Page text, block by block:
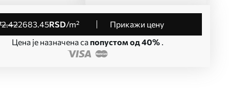
.422683.45RSD/m²
Прикажи цену
Цена је назначена са попустом од 40%.